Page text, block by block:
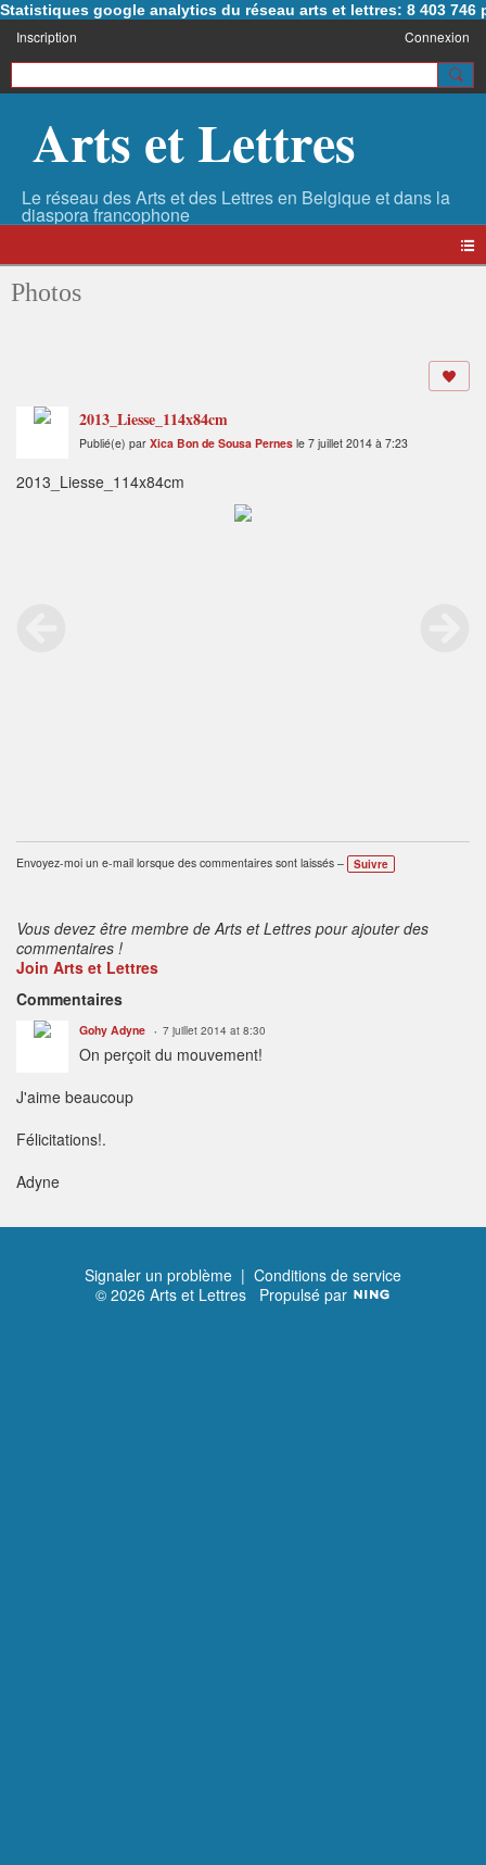
Statistiques google analytics du réseau arts et lettres: 8 403 746
Inscription Connexion
Arts et Lettres
Photos
2013_Liesse_114x84cm
Publié(e) par Xica Bon de Sousa Pernes le 7 juillet 2014 à 7:23
2013_Liesse_114x84cm
Envoyez-moi un e-mail lorsque des commentaires sont laissés – Suivre
Vous devez être membre de Arts et Lettres pour ajouter des
commentaires !
Join Arts et Lettres
Commentaires
Gohy Adyne 7 juillet 2014 at 8:30
On perçoit du mouvement!
J'aime beaucoup
Félicitations!.
Adyne
Signaler un problème | Conditions de service
© 2026 Arts et Lettres Propulsé par